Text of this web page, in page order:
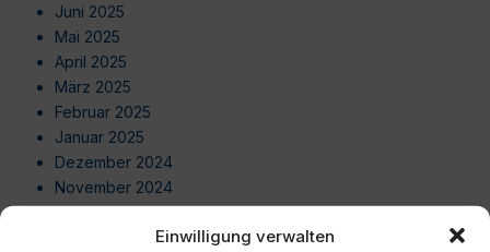
Einwilligung verwalten
Juni 2025
Mai 2025
April 2025
März 2025
Februar 2025
Januar 2025
Dezember 2024
November 2024
Oktober 2024
September 2024